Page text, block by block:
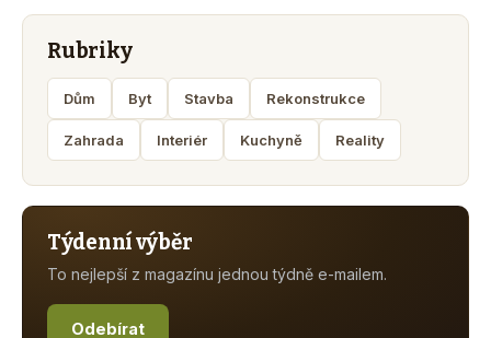
Rubriky
Dům Byt Stavba Rekonstrukce
Zahrada Interiér Kuchyně Reality
Týdenní výběr
To nejlepší z magazínu jednou týdně e-mailem.
Odebírat